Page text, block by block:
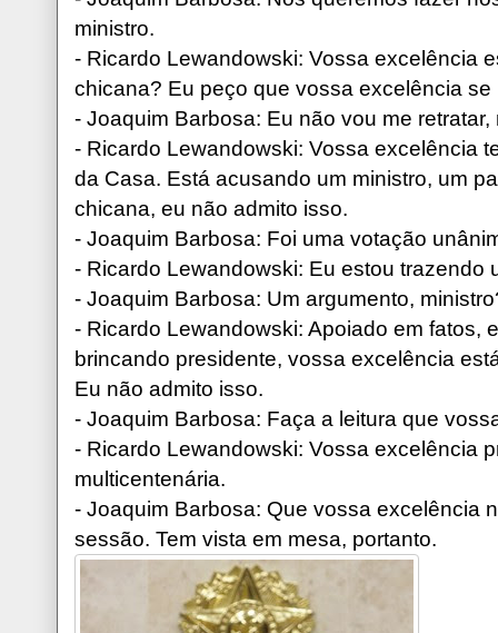
ministro.
- Ricardo Lewandowski: Vossa excelência
chicana? Eu peço que vossa excelência se
- Joaquim Barbosa: Eu não vou me retratar,
- Ricardo Lewandowski: Vossa excelência
da Casa. Está acusando um ministro, um
chicana, eu não admito isso.
- Joaquim Barbosa: Foi uma votação
- Ricardo Lewandowski: Eu estou trazendo
- Joaquim Barbosa: Um argumento,
- Ricardo Lewandowski: Apoiado em fatos,
brincando presidente, vossa excelência
Eu não admito isso.
- Joaquim Barbosa: Faça a leitura que
- Ricardo Lewandowski: Vossa excelência
multicentenária.
- Joaquim Barbosa: Que vossa excelência
sessão. Tem vista em mesa, portanto.